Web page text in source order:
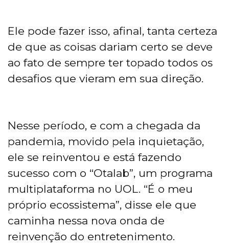
Ele pode fazer isso, afinal, tanta certeza
de que as coisas dariam certo se deve
ao fato de sempre ter topado todos os
desafios que vieram em sua direção.
Nesse período, e com a chegada da
pandemia, movido pela inquietação,
ele se reinventou e está fazendo
sucesso com o “Otalab”, um programa
multiplataforma no UOL. “É o meu
próprio ecossistema”, disse ele que
caminha nessa nova onda de
reinvenção do entretenimento.